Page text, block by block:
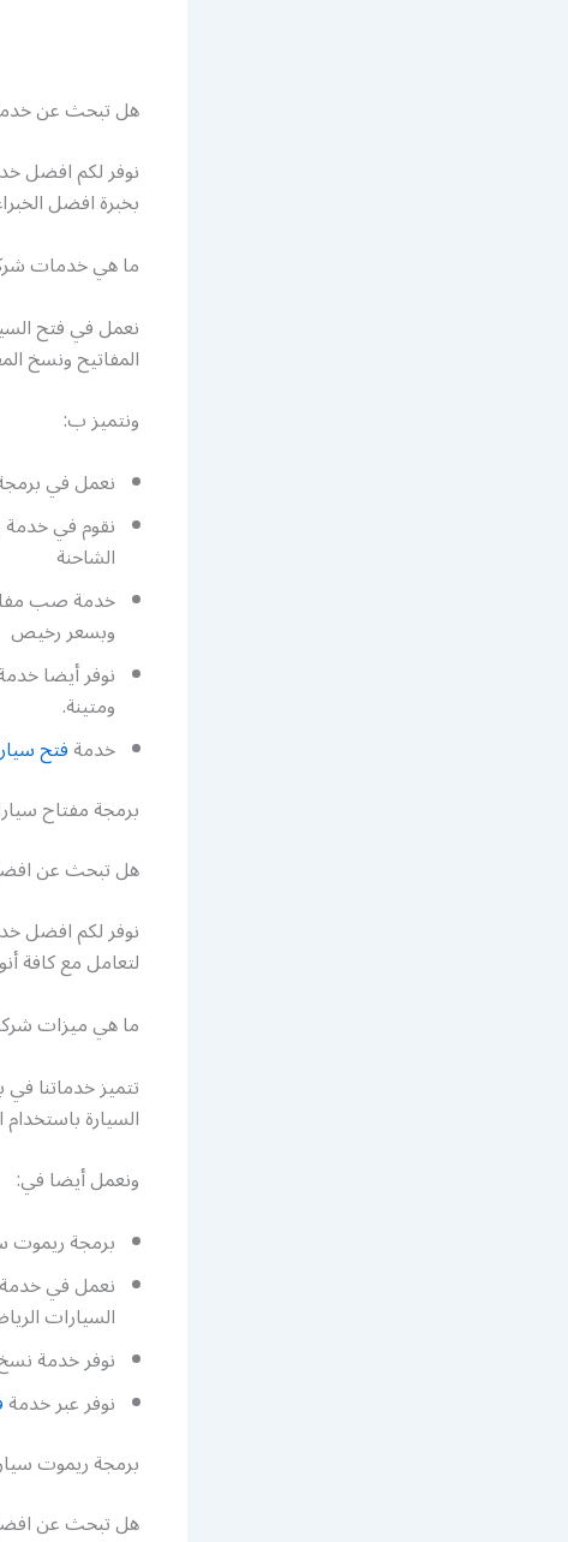
هل تبحث عن
نوفر لكم افضل
بخبرة افضل
ما هي خدمات
نعمل في فتح
المفاتيح ونسخ
ونتميز ب:
نعمل في برمجة
نقوم في خدمة
الشاحنة
خدمة صب
وبسعر رخيص
نوفر أيضا
ومتينة.
خدمةفتح
برمجة مفتاح
هل تبحث عن
نوفر لكم افضل
لتعامل مع كافة
ما هي ميزات
تتميز خدماتنا في
السيارة
ونعمل أيضا في:
برمجة ريموت
نعمل في خدمة
السيارات
نوفر خدمة
نوفر عبر خدمة
برمجة ريموت
هل تبحث عن